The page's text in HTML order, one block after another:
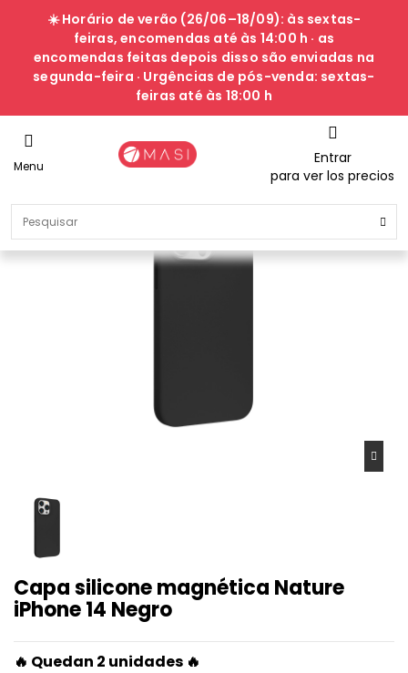
☀️ Horário de verão (26/06–18/09): às sextas-
feiras, encomendas até às 14:00 h · as
encomendas feitas depois disso são enviadas na
segunda-feira · Urgências de pós-venda: sextas-
feiras até às 18:00 h
Menu
Entrar
para ver los precios
Capa silicone magnética Nature
iPhone 14 Negro
🔥 Quedan 2 unidades 🔥